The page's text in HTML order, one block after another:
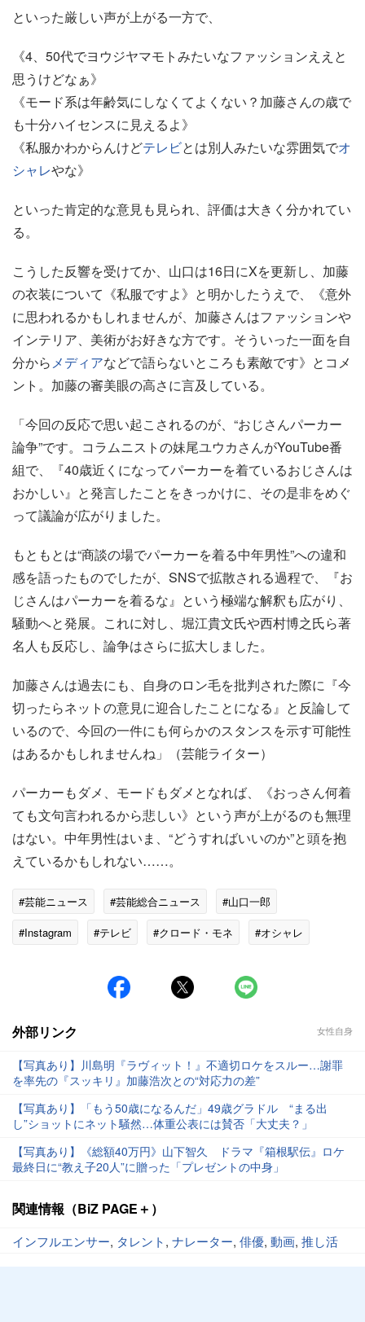
といった厳しい声が上がる一方で、
《4、50代でヨウジヤマモトみたいなファッションええと
思うけどなぁ》
《モード系は年齢気にしなくてよくない？加藤さんの歳で
も十分ハイセンスに見えるよ》
《私服かわからんけどテレビとは別人みたいな雰囲気でオ
シャレやな》
といった肯定的な意見も見られ、評価は大きく分かれてい
る。
こうした反響を受けてか、山口は16日にXを更新し、加藤
の衣装について《私服ですよ》と明かしたうえで、《意外
に思われるかもしれませんが、加藤さんはファッションや
インテリア、美術がお好きな方です。そういった一面を自
分からメディアなどで語らないところも素敵です》とコメ
ント。加藤の審美眼の高さに言及している。
「今回の反応で思い起こされるのが、“おじさんパーカー
論争”です。コラムニストの妹尾ユウカさんがYouTube番
組で、『40歳近くになってパーカーを着ているおじさんは
おかしい』と発言したことをきっかけに、その是非をめぐ
って議論が広がりました。
もともとは“商談の場でパーカーを着る中年男性”への違和
感を語ったものでしたが、SNSで拡散される過程で、『お
じさんはパーカーを着るな』という極端な解釈も広がり、
騒動へと発展。これに対し、堀江貴文氏や西村博之氏ら著
名人も反応し、論争はさらに拡大しました。
加藤さんは過去にも、自身のロン毛を批判された際に『今
切ったらネットの意見に迎合したことになる』と反論して
いるので、今回の一件にも何らかのスタンスを示す可能性
はあるかもしれませんね」（芸能ライター）
パーカーもダメ、モードもダメとなれば、《おっさん何着
ても文句言われるから悲しい》という声が上がるのも無理
はない。中年男性はいま、“どうすればいいのか”と頭を抱
えているかもしれない……。
#芸能ニュース #芸能総合ニュース
#山口一郎
#Instagram
#テレビ #クロード・モネ
#オシャレ
外部リンク 女性自身
【写真あり】川島明『ラヴィット！』不適切ロケをスルー…謝罪
を率先の『スッキリ』加藤浩次との“対応力の差”
【写真あり】「もう50歳になるんだ」49歳グラドル “まる出
し”ショットにネット騒然…体重公表には賛否「大丈夫？」
【写真あり】《総額40万円》山下智久 ドラマ『箱根駅伝』ロケ
最終日に“教え子20人”に贈った「プレゼントの中身」
関連情報（BiZ PAGE＋）
インフルエンサー, タレント, ナレーター, 俳優, 動画, 推し活